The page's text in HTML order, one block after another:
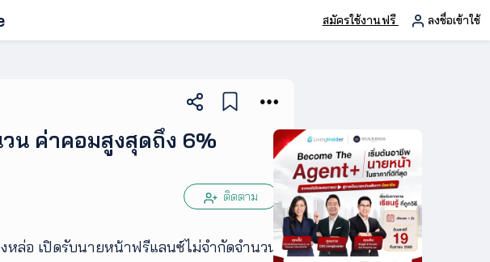
สมัครใช้งานฟรี ลงชื่อเข้าใช้
น ค่าคอมสูงสุดถึง 6%
ติดตาม
ล่อ เปิดรับนายหน้าฟรีแลนซ์ไม่จำกัดจำนวน